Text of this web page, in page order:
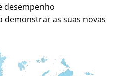
desempenho
demonstrar as suas novas